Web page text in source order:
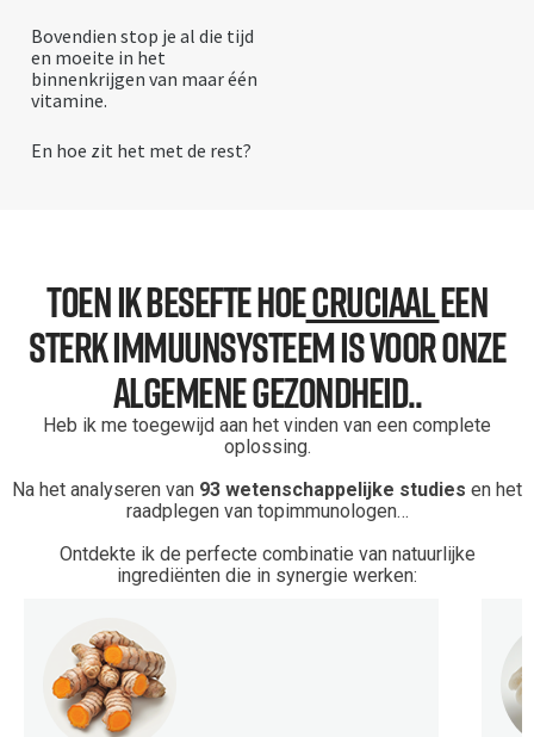
Bovendien stop je al die tijd
en moeite in het
binnenkrijgen van maar één
vitamine.
En hoe zit het met de rest?
Toen Ik Besefte HoeCruciaalEen
Sterk Immuunsysteem Is Voor Onze
Algemene Gezondheid..
Heb ik me toegewijd aan het vinden van een complete
oplossing.
Na het analyseren van 93 wetenschappelijke studies en het
raadplegen van topimmunologen…
Ontdekte ik de perfecte combinatie van natuurlijke
ingrediënten die in synergie werken: